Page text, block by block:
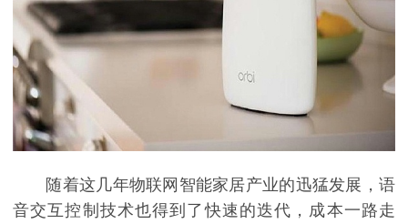
随着这几年物联网智能家居产业的迅猛发展，语
音交互控制技术也得到了快速的迭代，成本一路走